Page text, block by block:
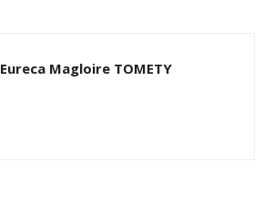
Eureca Magloire TOMETY